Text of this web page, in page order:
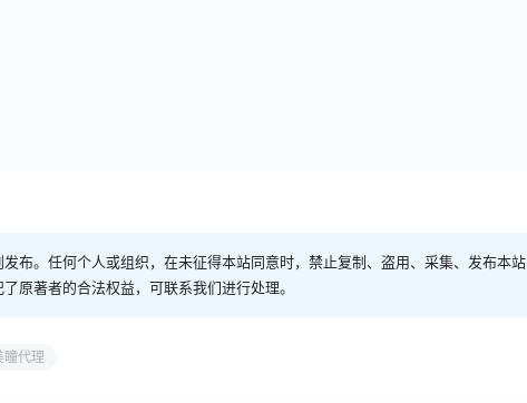
布。任何个人或组织，在未征得本站同意时，禁止复制、盗用、采集、发布本站
原著者的合法权益，可联系我们进行处理。
瞳代理